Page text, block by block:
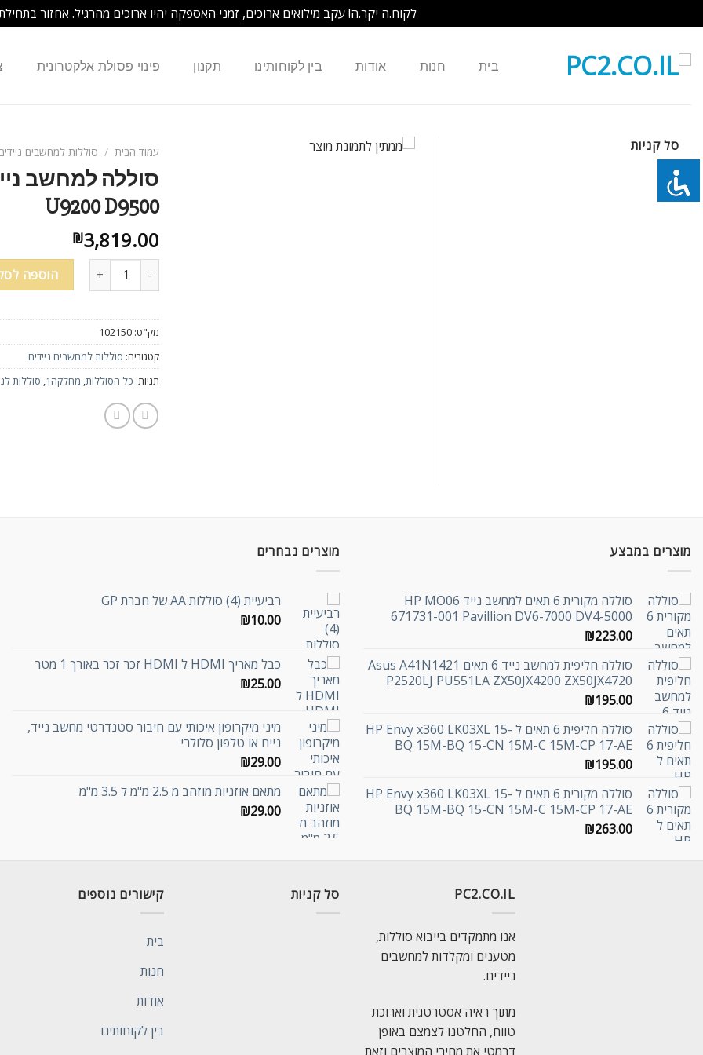
לקוח.ה יקר.ה! עקב מילואים ארוכים, זמני האספקה יהיו ארוכים מהרגיל. אחזור
content
בית חנות אודות בין לקוחותינו תקנון פינוי פסולת אלקטרונית
סל קניות עמוד הבית / סוללות למחשבים
U9200 D9500
₪3,819.00
הוספה
מק"ט: 102150
קטגוריה: סוללות למחשבים ניידים
תגיות: כל הסוללות, מחלקה1 , סוללות
מוצרים במבצע
סוללה מקורית 6 תאים למחשב נייד HP MO06
671731-001 Pavillion DV6-7000 DV4-5000
₪223.00
סוללה חליפית למחשב נייד 6 תאים Asus A41N1421
P2520LJ PU551LA ZX50JX4200 ZX50JX4720
₪195.00
סוללה חליפית 6 תאים ל HP Envy x360 LK03XL 15-
BQ 15M-BQ 15-CN 15M-C 15M-CP 17-AE
₪195.00
סוללה מקורית 6 תאים ל HP Envy x360 LK03XL 15-
BQ 15M-BQ 15-CN 15M-C 15M-CP 17-AE
₪263.00
מוצרים נבחרים
רביעיית (4) סוללות AA של חברת GP
₪10.00
כבל מאריך HDMI ל HDMI זכר זכר באורך 1 מטר
₪25.00
מיני מיקרופון איכותי עם חיבור סטנדרטי מחשב נייד,
נייח או טלפון סלולרי
₪29.00
מתאם אוזניות מוזהב מ 2.5 מ"מ ל 3.5 מ"מ
₪29.00
PC2.CO.IL
אנו מתמקדים בייבוא סוללות,
מטענים ומקלדות למחשבים
ניידים.
מתוך ראיה אסטרטגית וארוכת
טווח, החלטנו לצמצם באופן
דרמטי את מחירי המוצרים וזאת
סל קניות קישורים נוספים
בית
חנות
אודות
בין לקוחותינו